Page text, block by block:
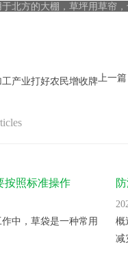
北方的大棚，草坪用草帘
上一篇
产业打好农民增收牌
按照标准操作
中，草袋是一种常用
概
减